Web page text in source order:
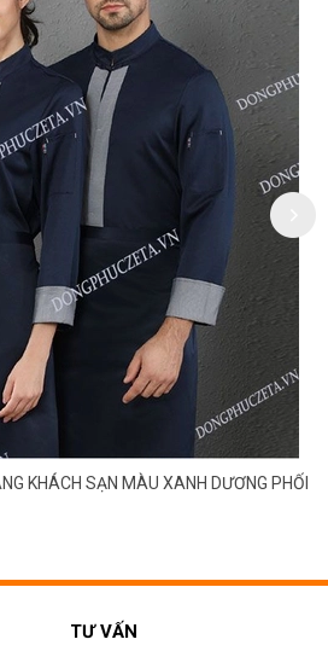
KHÁCH SẠN MÀU XANH DƯƠNG PHỐI
TƯ VẤN